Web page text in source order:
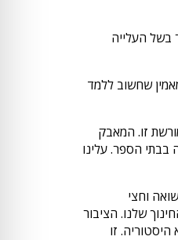
בשל העלייה
בכך ש-92 אחוזים מהציבור האירי מאמין שחשוב ללמד
זו. המאבק
בבתי הספר. עלינו
השואה וחצי
שלנו. הציבור
זו כבר לא היסטוריה. זו